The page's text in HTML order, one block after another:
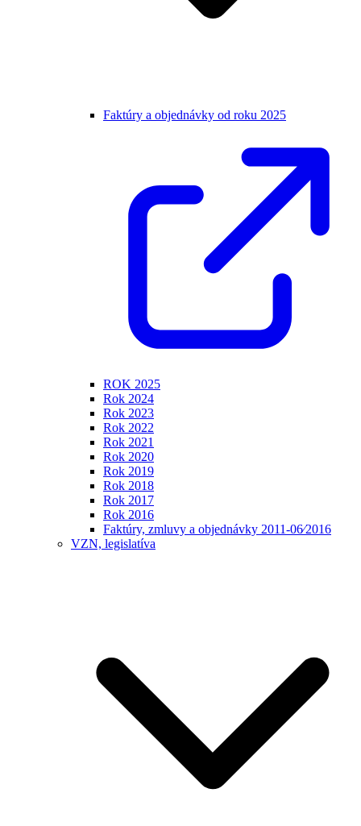
Faktúry a objednávky od roku 2025
ROK 2025
Rok 2024
Rok 2023
Rok 2022
Rok 2021
Rok 2020
Rok 2019
Rok 2018
Rok 2017
Rok 2016
Faktúry, zmluvy a objednávky 2011-06⁄2016
VZN, legislatíva